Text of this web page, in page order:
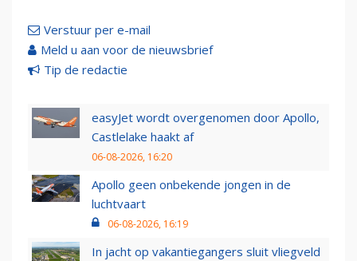
Verstuur per e-mail
Meld u aan voor de nieuwsbrief
Tip de redactie
easyJet wordt overgenomen door Apollo,
Castlelake haakt af
06-08-2026, 16:20
Apollo geen onbekende jongen in de
luchtvaart
06-08-2026, 16:19
In jacht op vakantiegangers sluit vliegveld